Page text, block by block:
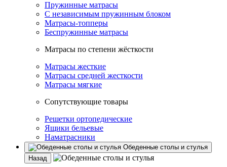
Пружинные матрасы
С независимым пружинным блоком
Матрасы-топперы
Беспружинные матрасы
Матрасы по степени жёсткости
Матрасы жесткие
Матрасы средней жесткости
Матрасы мягкие
Сопутствующие товары
Решетки ортопедические
Ящики бельевые
Наматрасники
Обеденные столы и стулья
Назад